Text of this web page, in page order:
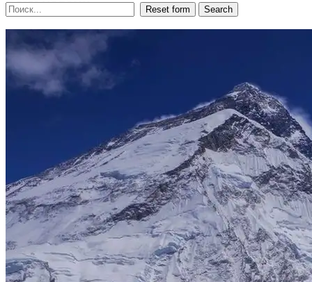
Reset form Search